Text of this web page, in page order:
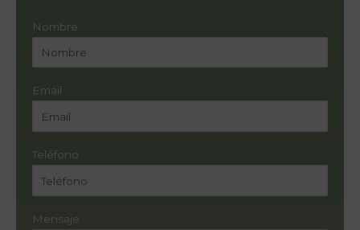
Nombre
Email
Teléfono
Mensaje